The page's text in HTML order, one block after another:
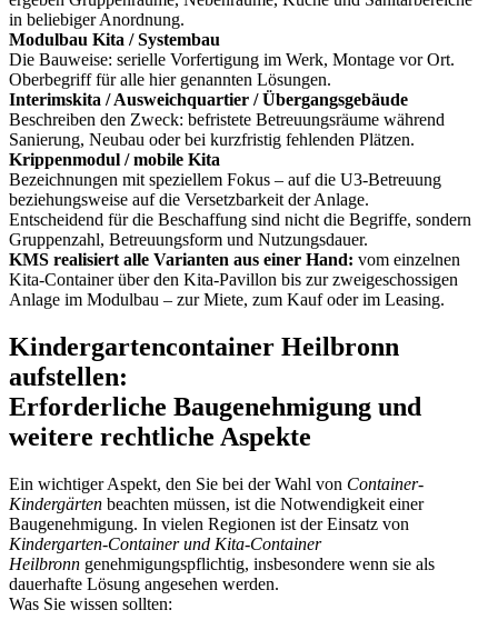
in beliebiger Anordnung.
Modulbau Kita / Systembau
Die Bauweise: serielle Vorfertigung im Werk, Montage vor Ort.
Oberbegriff für alle hier genannten Lösungen.
Interimskita / Ausweichquartier / Übergangsgebäude
Beschreiben den Zweck: befristete Betreuungsräume während
Sanierung, Neubau oder bei kurzfristig fehlenden Plätzen.
Krippenmodul / mobile Kita
Bezeichnungen mit speziellem Fokus – auf die U3-Betreuung
beziehungsweise auf die Versetzbarkeit der Anlage.
Entscheidend für die Beschaffung sind nicht die Begriffe, sondern
Gruppenzahl, Betreuungsform und Nutzungsdauer.
KMS realisiert alle Varianten aus einer Hand: vom einzelnen
Kita-Container über den Kita-Pavillon bis zur zweigeschossigen
Anlage im Modulbau – zur Miete, zum Kauf oder im Leasing.
Kindergartencontainer Heilbronn
aufstellen:
Erforderliche Baugenehmigung und
weitere rechtliche Aspekte
Ein wichtiger Aspekt, den Sie bei der Wahl von Container-
Kindergärten beachten müssen, ist die Notwendigkeit einer
Baugenehmigung. In vielen Regionen ist der Einsatz von
Kindergarten-Container und Kita-Container
Heilbronn genehmigungspflichtig, insbesondere wenn sie als
dauerhafte Lösung angesehen werden.
Was Sie wissen sollten: